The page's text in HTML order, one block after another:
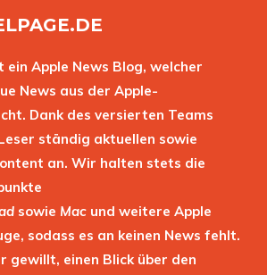
Apple News Blog, welcher
News aus der Apple-
Dank des versierten Teams
ständig aktuellen sowie
an. Wir halten stets die
sowie Mac und weitere Apple
sodass es an keinen News fehlt.
gewillt, einen Blick über den